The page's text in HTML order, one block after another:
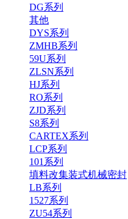
DG系列
其他
DYS系列
ZMHB系列
59U系列
ZLSN系列
HJ系列
RO系列
ZJD系列
S8系列
CARTEX系列
LCP系列
101系列
填料改集装式机械密封
LB系列
1527系列
ZU54系列